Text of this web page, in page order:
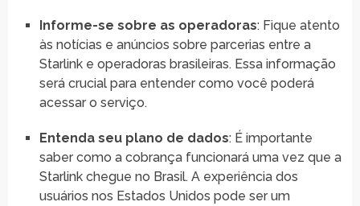
Informe-se sobre as operadoras: Fique atento
às notícias e anúncios sobre parcerias entre a
Starlink e operadoras brasileiras. Essa informação
será crucial para entender como você poderá
acessar o serviço.
Entenda seu plano de dados: É importante
saber como a cobrança funcionará uma vez que a
Starlink chegue no Brasil. A experiência dos
usuários nos Estados Unidos pode ser um